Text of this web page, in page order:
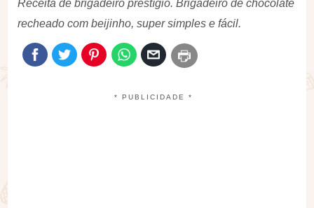
Receita de brigadeiro prestígio. Brigadeiro de chocolate
recheado com beijinho, super simples e fácil.
* PUBLICIDADE *